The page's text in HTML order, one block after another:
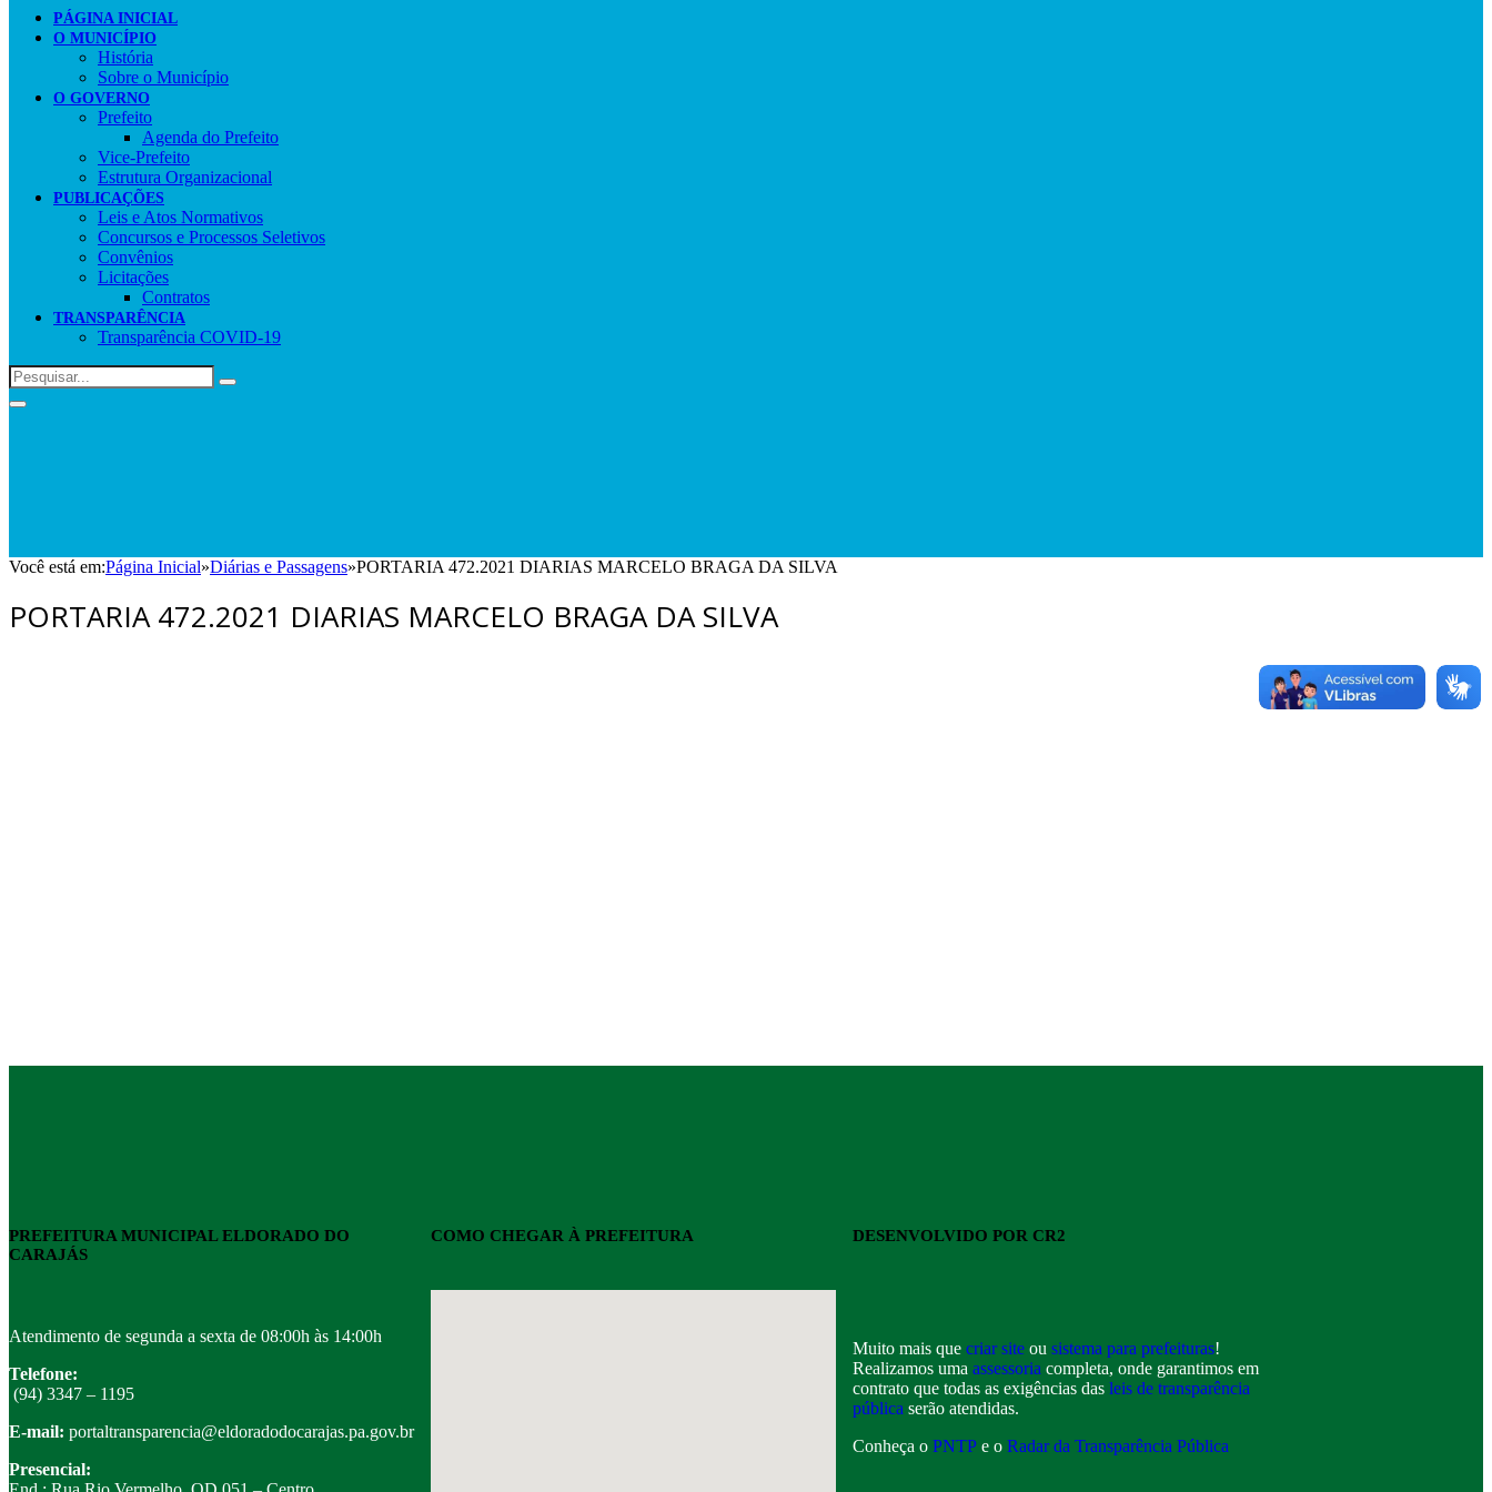
PÁGINA INICIAL
O MUNICÍPIO
História
Sobre o Município
O GOVERNO
Prefeito
Agenda do Prefeito
Vice-Prefeito
Estrutura Organizacional
PUBLICAÇÕES
Leis e Atos Normativos
Concursos e Processos Seletivos
Convênios
Licitações
Contratos
TRANSPARÊNCIA
Transparência COVID-19
Você está em:Página Inicial»Diárias e Passagens»PORTARIA 472.2021 DIARIAS MARCELO BRAGA DA SILVA
PORTARIA 472.2021 DIARIAS MARCELO BRAGA DA SILVA
PREFEITURA MUNICIPAL ELDORADO DO
CARAJÁS
Atendimento de segunda a sexta de 08:00h às 14:00h
Telefone:
(94) 3347 – 1195
E-mail: portaltransparencia@eldoradodocarajas.pa.gov.br
Presencial:
COMO CHEGAR À PREFEITURA DESENVOLVIDO POR CR2
Muito mais que criar siteou sistema para prefeituras!
Realizamos uma assessoria completa, onde garantimos em
contrato que todas as exigências das leis de transparência
pública serão atendidas.
Conheça o PNTPe o Radar da Transparência Pública